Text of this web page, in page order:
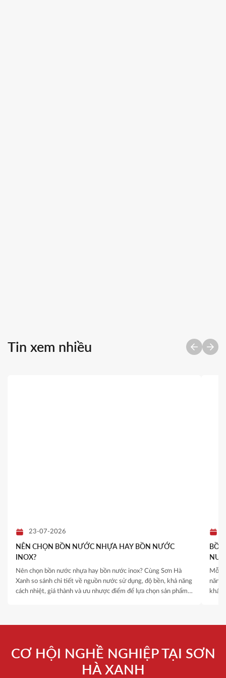
Tin xem nhiều
23-07-2026
NÊN CHỌN BỒN NƯỚC NHỰA HAY BỒN NƯỚC
INOX?
Nên chọn bồn nước nhựa hay bồn nước inox? Cùng Sơn Hà
Xanh so sánh chi tiết về nguồn nước sử dụng, độ bền, khả năng
cách nhiệt, giá thành và ưu nhược điểm để lựa chọn sản phẩm
Mỗi
năng
CƠ HỘI NGHỀ NGHIỆP TẠI SƠN
HÀ XANH